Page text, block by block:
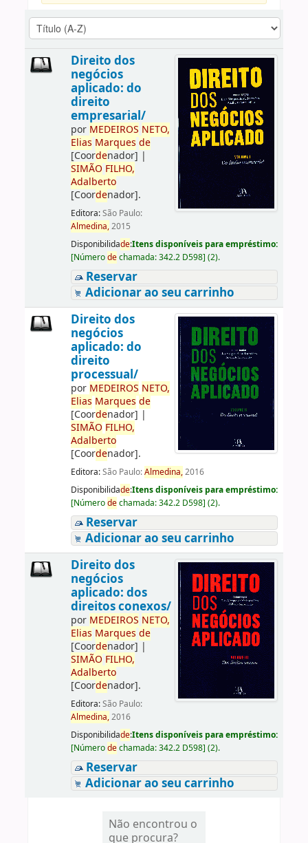
Direito dos
negócios
aplicado: do
direito
empresarial/
por MEDEIROS NETO,
Elias Marques de
[Coordenador] |
SIMÃO FILHO,
Adalberto
[Coordenador].
Editora:São Paulo:
Almedina,2015
Disponibilidade:Itens disponíveis para empréstimo:
[Númerodechamada:342.2 D598] (2).
Reservar
Adicionar ao seu carrinho
Direito dos
negócios
aplicado: do
direito
processual/
por MEDEIROS NETO,
Elias Marques de
[Coordenador] |
SIMÃO FILHO,
Adalberto
[Coordenador].
Editora:São Paulo:Almedina,2016
Disponibilidade:Itens disponíveis para empréstimo:
[Númerodechamada:342.2 D598] (2).
Reservar
Adicionar ao seu carrinho
Direito dos
negócios
aplicado: dos
direitos conexos/
por MEDEIROS NETO,
Elias Marques de
[Coordenador] |
SIMÃO FILHO,
Adalberto
[Coordenador].
Editora:São Paulo:
Almedina,2016
Disponibilidade:Itens disponíveis para empréstimo:
[Númerodechamada:342.2 D598] (2).
Reservar
Adicionar ao seu carrinho
Não encontrou o
que procura?